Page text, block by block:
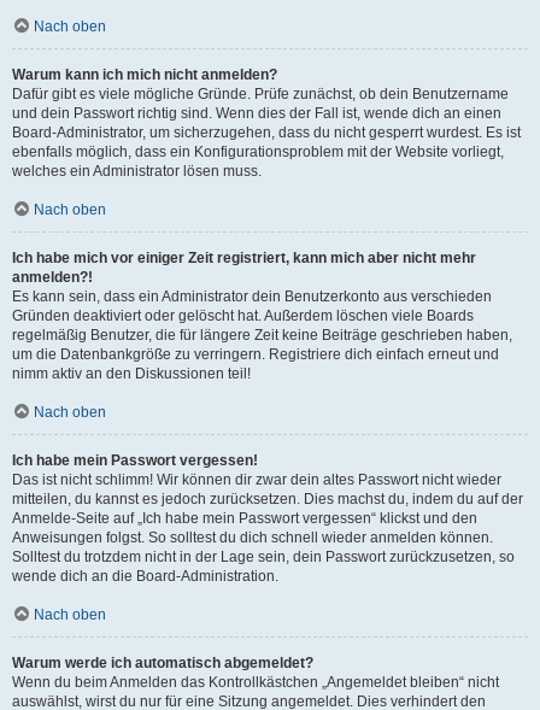
Nach oben
Warum kann ich mich nicht anmelden?
Dafür gibt es viele mögliche Gründe. Prüfe zunächst, ob dein Benutzername
und dein Passwort richtig sind. Wenn dies der Fall ist, wende dich an einen
Board-Administrator, um sicherzugehen, dass du nicht gesperrt wurdest. Es ist
ebenfalls möglich, dass ein Konfigurationsproblem mit der Website vorliegt,
welches ein Administrator lösen muss.
Nach oben
Ich habe mich vor einiger Zeit registriert, kann mich aber nicht mehr
anmelden?!
Es kann sein, dass ein Administrator dein Benutzerkonto aus verschieden
Gründen deaktiviert oder gelöscht hat. Außerdem löschen viele Boards
regelmäßig Benutzer, die für längere Zeit keine Beiträge geschrieben haben,
um die Datenbankgröße zu verringern. Registriere dich einfach erneut und
nimm aktiv an den Diskussionen teil!
Nach oben
Ich habe mein Passwort vergessen!
Das ist nicht schlimm! Wir können dir zwar dein altes Passwort nicht wieder
mitteilen, du kannst es jedoch zurücksetzen. Dies machst du, indem du auf der
Anmelde-Seite auf „Ich habe mein Passwort vergessen“ klickst und den
Anweisungen folgst. So solltest du dich schnell wieder anmelden können.
Solltest du trotzdem nicht in der Lage sein, dein Passwort zurückzusetzen, so
wende dich an die Board-Administration.
Nach oben
Warum werde ich automatisch abgemeldet?
Wenn du beim Anmelden das Kontrollkästchen „Angemeldet bleiben“ nicht
auswählst, wirst du nur für eine Sitzung angemeldet. Dies verhindert den